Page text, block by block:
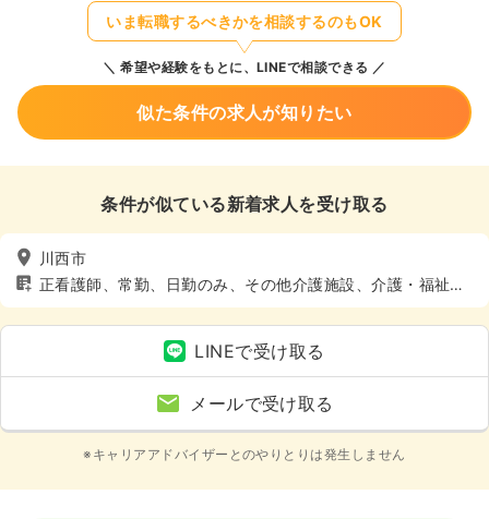
いま転職するべきかを相談するのもOK
希望や経験をもとに、LINEで相談できる
似た条件の求人が知りたい
条件が似ている新着求人を受け取る
川西市
正看護師、常勤、日勤のみ、その他介護施設、介護・福祉
系、4週8休以上
LINEで受け取る
メールで受け取る
※キャリアアドバイザーとのやりとりは発生しません